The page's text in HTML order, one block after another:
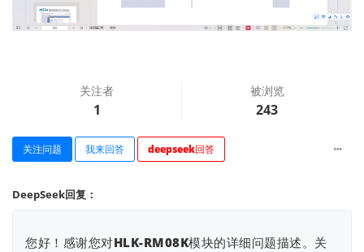
关注者
1
被浏览
243
关注问题 我来回答 deepseek回答
DeepSeek回复：
您好！感谢您对HLK-RM08K模块的详细问题描述。关